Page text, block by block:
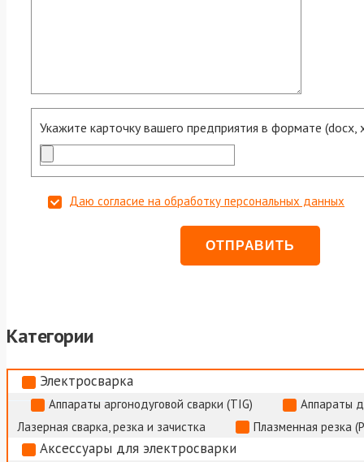
Укажите карточку вашего предприятия в формате (docx,
Даю согласие на обработку персональных данных
Категории
Электросварка
Аппараты аргонодуговой сварки (TIG)
Аппараты
Лазерная сварка, резка и зачистка
Плазменная резка
Аксессуары для электросварки